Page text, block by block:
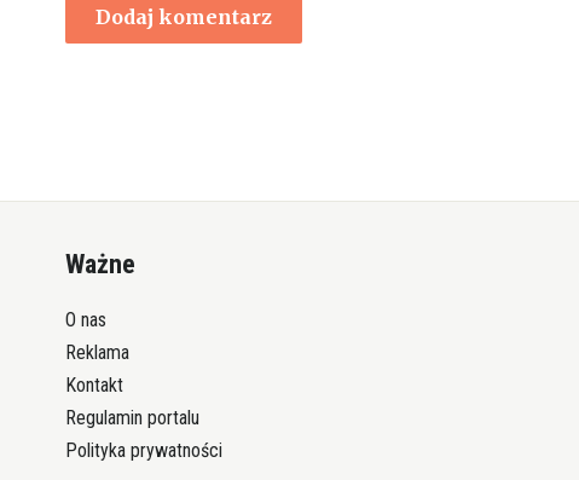
Ważne
O nas
Reklama
Kontakt
Regulamin portalu
Polityka prywatności